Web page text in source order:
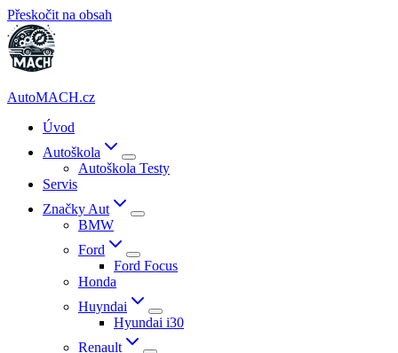
Přeskočit na obsah
AutoMACH.cz
Úvod
Autoškola
Autoškola Testy
Servis
Značky Aut
BMW
Ford
Ford Focus
Honda
Huyndai
Hyundai i30
Renault